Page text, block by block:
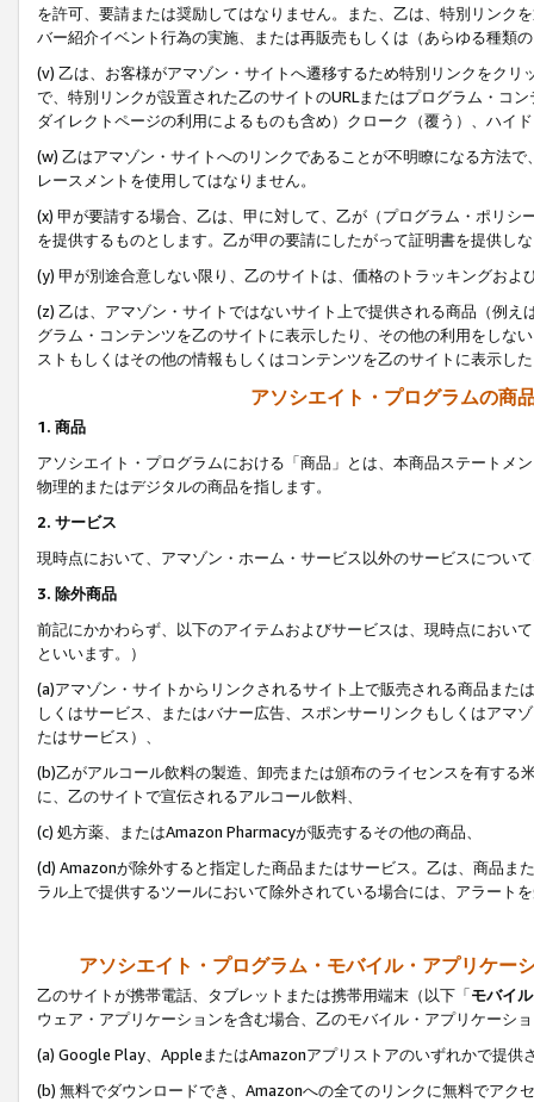
を許可、要請または奨励してはなりません。また、乙は、特別リンク
バー紹介イベント行為の実施、または再販売もしくは（あらゆる種類
(v) 乙は、お客様がアマゾン・サイトへ遷移するため特別リンクをク
で、特別リンクが設置された乙のサイトのURLまたはプログラム・コ
ダイレクトページの利用によるものも含め）クローク（覆う）、ハイ
(w) 乙はアマゾン・サイトへのリンクであることが不明瞭になる方法
レースメントを使用してはなりません。
(x) 甲が要請する場合、乙は、甲に対して、乙が（プログラム・ポリ
を提供するものとします。乙が甲の要請にしたがって証明書を提供し
(y) 甲が別途合意しない限り、乙のサイトは、価格のトラッキングお
(z) 乙は、アマゾン・サイトではないサイト上で提供される商品（例
グラム・コンテンツを乙のサイトに表示したり、その他の利用をしな
ストもしくはその他の情報もしくはコンテンツを乙のサイトに表示し
アソシエイト・プログラムの商
1. 商品
アソシエイト・プログラムにおける「商品」とは、本商品ステートメ
物理的またはデジタルの商品を指します。
2. サービス
現時点において、アマゾン・ホーム・サービス以外のサービスについ
3. 除外商品
前記にかかわらず、以下のアイテムおよびサービスは、現時点におい
といいます。）
(a)アマゾン・サイトからリンクされるサイト上で販売される商品ま
しくはサービス、またはバナー広告、スポンサーリンクもしくはアマ
たはサービス）、
(b)乙がアルコール飲料の製造、卸売または頒布のライセンスを有す
に、乙のサイトで宣伝されるアルコール飲料、
(c) 処方薬、またはAmazon Pharmacyが販売するその他の商品、
(d) Amazonが除外すると指定した商品またはサービス。乙は、商品ま
ラル上で提供するツールにおいて除外されている場合には、アラート
アソシエイト・プログラム・モバイル・アプリケー
乙のサイトが携帯電話、タブレットまたは携帯用端末（以下「モバイ
ウェア・アプリケーションを含む場合、乙のモバイル・アプリケーシ
(a) Google Play、AppleまたはAmazonアプリストアのいずれかで提供
(b) 無料でダウンロードでき、Amazonへの全てのリンクに無料でアク